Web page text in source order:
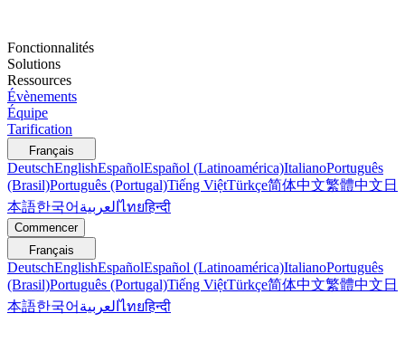
Fonctionnalités
Solutions
Ressources
Évènements
Équipe
Tarification
Français
DeutschEnglishEspañolEspañol (Latinoamérica)ItalianoPortuguês
(Brasil)Português (Portugal)Tiếng ViệtTürkçe简体中文繁體中文 日
本語한국어 العربيةไทยहिन्दी
Commencer
Français
DeutschEnglishEspañolEspañol (Latinoamérica)ItalianoPortuguês
(Brasil)Português (Portugal)Tiếng ViệtTürkçe简体中文繁體中文 日
本語한국어 العربيةไทยहिन्दी